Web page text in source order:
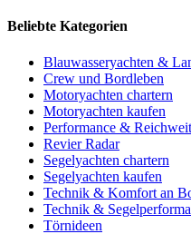
Beliebte Kategorien
Blauwasseryachten &
Crew und Bordleben
Motoryachten chartern
Motoryachten kaufen
Performance &
Revier Radar
Segelyachten chartern
Segelyachten kaufen
Technik & Komfort an
Technik &
Törnideen